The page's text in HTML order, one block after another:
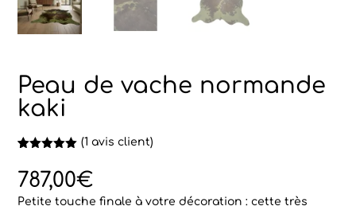
Peau de vache normande
kaki
sur 5
basé sur
notation
client
(1 avis client)
787,00€
Petite touche finale à votre décoration : cette très